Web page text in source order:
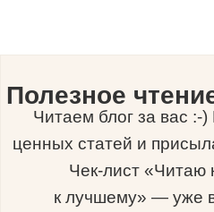
Полезное
Читаем блог за вас
ценных статей и
Чек-лист «Читаю
к лучшему» — уже